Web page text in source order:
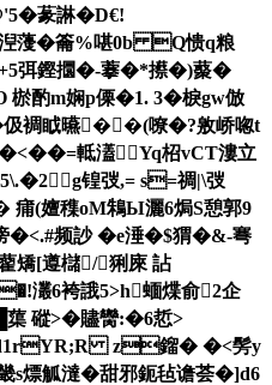
蒃諃�D€!
薓� 籥%啿0b Q愦q粮
弭鏗攌�-藆�*攃�)藂�
酌m娴p傈�1. 3�棙gw倣
伋裯眓曣� �(嘹�?敫峤唿t
軧濭Yq柖vCT漊立
锽弢,= s=禂|\弢
(嬗穕oM鴸Ы灑6焗S憩郭9
�<.#频訬 �e涶�$猬�&-弿
矯[遵櫧/猁庲 詀
灇6袴誐5>h蝒煠俞2企
蕖 磫>�贐臠:�6悊>
ad1rYR;R z鎦� �<髣y
澾�甜邪鈪毡谵荟�]d6